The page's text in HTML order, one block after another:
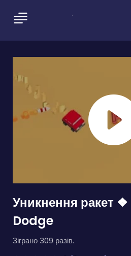
Уникнення ракет
Dodge
Зіграно 309 разів.